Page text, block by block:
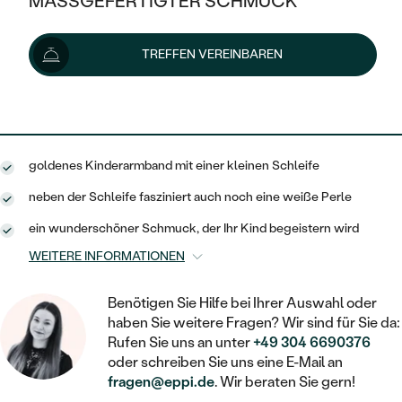
KLASSISCH
V-FORM
VINTAGE
GEHÄMMERTE
VON HAND GRAVIERTE
MIT MEHREREN DIAMANTEN
HALO
VINTAGE
IM SET
GESTALTE EINEN RING
WÄHLE EINEN RING
DIAMANTEN ZUM EINFASSEN
AUSVERKAUF
WENN SCHMUCK HILFT
NACH TYP
OHRRINGE
ANHÄNGER / KETTEN
ARMBÄNDER
SCHMUCKSET
HERRENSCHMUCK
PLATIN
OHRSTECKER
CREOLEN
SOLITÄR
HERZ
GOLD
SILBER
NACH STYL
ZUR GEBURT EINES KINDES
PERSONALISIERT
MIT STERNZEICHEN
MINIMALISTISCH
AUSVERKAUF
GOLD
SILBER
PLATIN
MEMOIRE
MINIMALISTISCHE
TREFFEN VEREINBAREN
239 €
Lieferoptionen
goldenes Kinderarmband mit einer kleinen Schleife
neben der Schleife fasziniert auch noch eine weiße Perle
ein wunderschöner Schmuck, der Ihr Kind begeistern wird
WEITERE INFORMATIONEN
Benötigen Sie Hilfe bei Ihrer Auswahl oder
haben Sie weitere Fragen? Wir sind für Sie da:
Rufen Sie uns an unter+49 304 6690376
oder schreiben Sie uns eine E-Mail an
fragen@eppi.de. Wir beraten Sie gern!